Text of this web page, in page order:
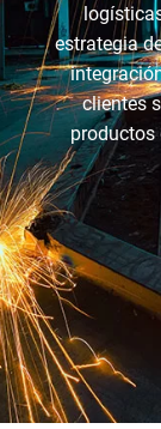
estrategia
clientes
productos